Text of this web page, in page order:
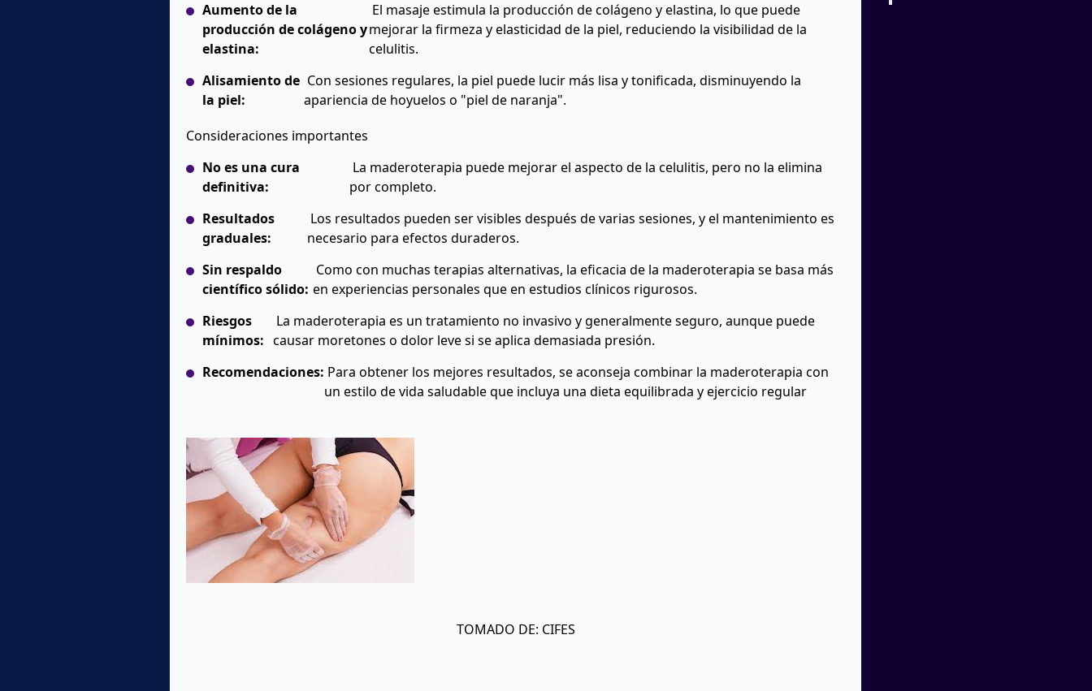
Aumento de la
producción de colágeno y
elastina:
El masaje estimula la producción de colágeno y elastina, lo que puede
mejorar la firmeza y elasticidad de la piel, reduciendo la visibilidad de la
celulitis.
Alisamiento de
la piel:
Con sesiones regulares, la piel puede lucir más lisa y tonificada, disminuyendo la
apariencia de hoyuelos o "piel de naranja".
Consideraciones importantes
No es una cura
definitiva:
La maderoterapia puede mejorar el aspecto de la celulitis, pero no la elimina
por completo.
Resultados
graduales:
Los resultados pueden ser visibles después de varias sesiones, y el mantenimiento es
necesario para efectos duraderos.
Sin respaldo
científico sólido:
Como con muchas terapias alternativas, la eficacia de la maderoterapia se basa más
en experiencias personales que en estudios clínicos rigurosos.
Riesgos
mínimos:
La maderoterapia es un tratamiento no invasivo y generalmente seguro, aunque puede
causar moretones o dolor leve si se aplica demasiada presión.
Recomendaciones: Para obtener los mejores resultados, se aconseja combinar la maderoterapia con
un estilo de vida saludable que incluya una dieta equilibrada y ejercicio regular
TOMADO DE: CIFES